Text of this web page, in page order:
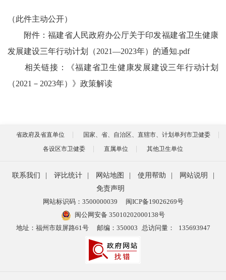
（此件主动公开）
附件：福建省人民政府办公厅关于印发福建省卫生健康
发展建设三年行动计划（2021—2023年）的通知.pdf
相关链接：
《福建省卫生健康发展建设三年行动计划
（2021－2023年）》政策解读
省政府及省直单位
国家、省、自治区、直辖市、计划单列市卫健委
各设区市卫健委
直属单位 其他卫生单位
联系我们 评比统计 网站地图 使用帮助 网站说明
免责声明
网站标识码：3500000039
闽ICP备19026269号
闽公网安备 35010202000138号
地址：福州市鼓屏路61号
邮编：350003 总访问量： 135693947